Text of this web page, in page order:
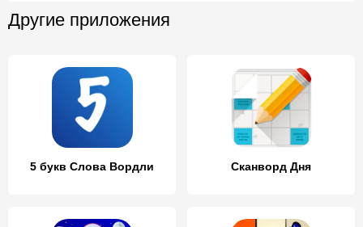
Другие приложения
5 букв Слова Вордли Сканворд Дня